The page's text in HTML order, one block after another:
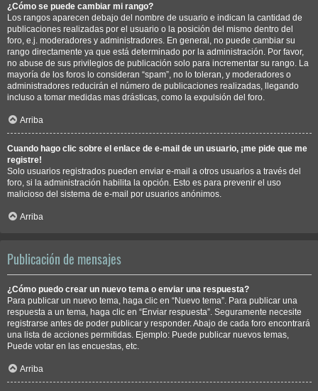
¿Cómo se puede cambiar mi rango?
Los rangos aparecen debajo del nombre de usuario e indican la cantidad de
publicaciones realizadas por el usuario o la posición del mismo dentro del
foro, e.j. moderadores y administradores. En general, no puede cambiar su
rango directamente ya que está determinado por la administración. Por favor,
no abuse de sus privilegios de publicación solo para incrementar su rango. La
mayoría de los foros lo consideran “spam”, no lo toleran, y moderadores o
administradores reducirán el número de publicaciones realizadas, llegando
incluso a tomar medidas mas drásticas, como la expulsión del foro.
Arriba
Cuando hago clic sobre el enlace de e-mail de un usuario, ¡me pide que me
registre!
Solo usuarios registrados pueden enviar e-mail a otros usuarios a través del
foro, si la administración habilita la opción. Esto es para prevenir el uso
malicioso del sistema de e-mail por usuarios anónimos.
Arriba
Publicación de mensajes
¿Cómo puedo crear un nuevo tema o enviar una respuesta?
Para publicar un nuevo tema, haga clic en “Nuevo tema”. Para publicar una
respuesta a un tema, haga clic en “Enviar respuesta”. Seguramente necesite
registrarse antes de poder publicar y responder. Abajo de cada foro encontrará
una lista de acciones permitidas. Ejemplo: Puede publicar nuevos temas,
Puede votar en las encuestas, etc.
Arriba